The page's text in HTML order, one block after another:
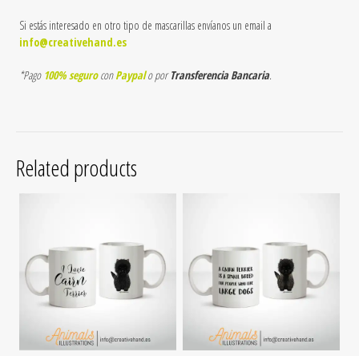
Si estás interesado en otro tipo de mascarillas envíanos un email a
info@creativehand.es
*Pago 100% seguroconPaypalo porTransferencia Bancaria.
Related products